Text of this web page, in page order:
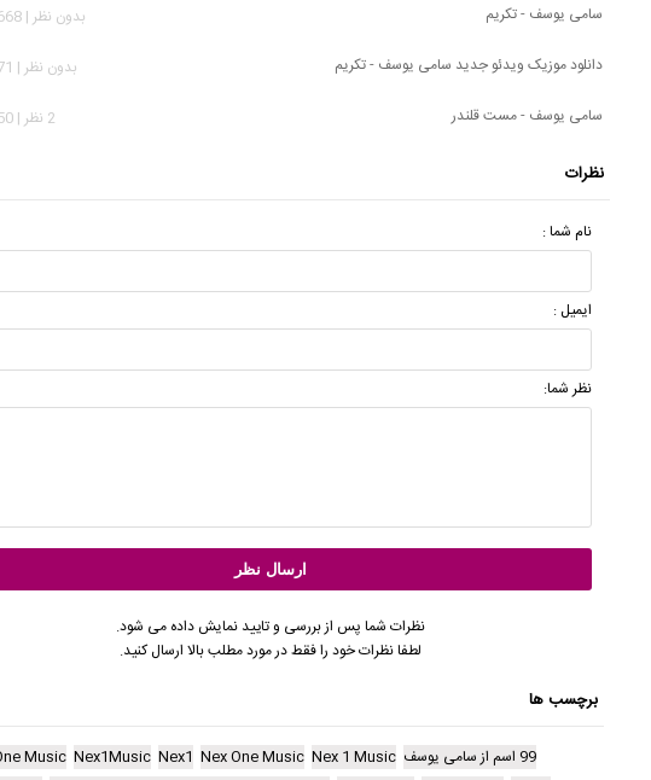
سامی یوسف - تکریم
بدون نظر | 13,668 بازدید
دانلود موزیک ویدئو جدید سامی یوسف - تکریم
بدون نظر | 3,071 بازدید
سامی یوسف - مست قلندر
2 نظر | 7,150 بازدید
نظرات
نام شما :
ایمیل :
نظر شما:
نظرات شما پس از بررسی و تایید نمایش داده می شود.
لطفا نظرات خود را فقط در مورد مطلب بالا ارسال کنید.
برچسب ها
99 اسم از سامی یوسف Nex 1 Music
Nex One Music
Nex1
Nex1Music
Music